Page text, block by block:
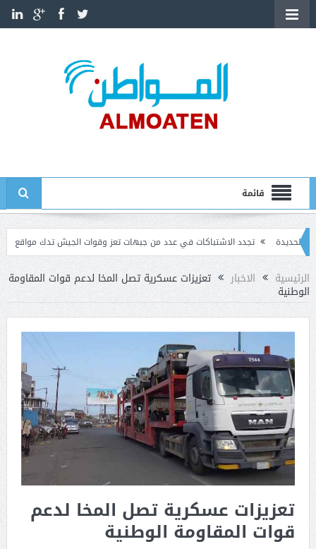
قائمة
تجدد الاشتباكات في عدد من جبهات تعز وقوات الجيش تدك مواقع الحوثيين
الدبلوماسيين الأمريكيين قائماً بالأعمال في السفارة لدى اليمن
الرئيسية الاخبار تعزيزات عسكرية تصل المخا لدعم قوات المقاومة
الوطنية
تعزيزات عسكرية تصل المخا لدعم
قوات المقاومة الوطنية